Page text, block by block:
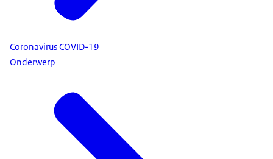
Coronavirus COVID-19
Onderwerp